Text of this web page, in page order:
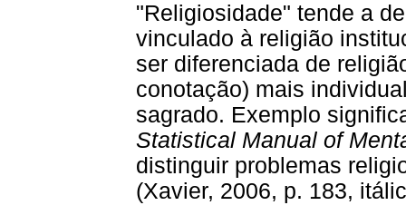
"Religiosidade" tende a
vinculado à religião
ser diferenciada de
conotação) mais
sagrado. Exemplo
Statistical Manual of
distinguir problemas
(Xavier, 2006, p. 183,